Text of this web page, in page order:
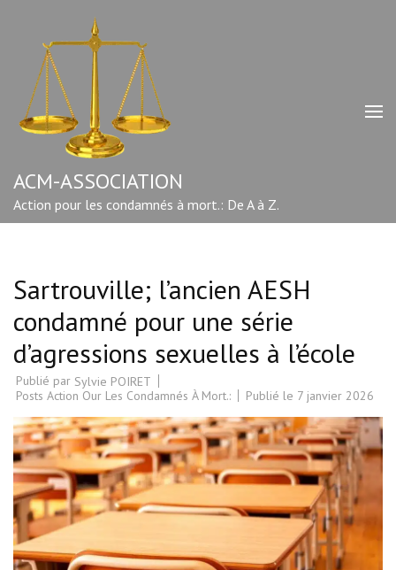
contenu
(Pressez
Entrée)
ACM-ASSOCIATION
Action pour les condamnés à mort.: De A à Z.
Sartrouville; l’ancien AESH
condamné pour une série
d’agressions sexuelles à l’école
Publié par Sylvie POIRET
Posts Action Our Les Condamnés À Mort.:
Publié le 7 janvier 2026